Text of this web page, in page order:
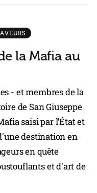
la Mafia au
- et membres de la
de San Giuseppe
saisi par l’État et
destination en
en quête
et d'art de